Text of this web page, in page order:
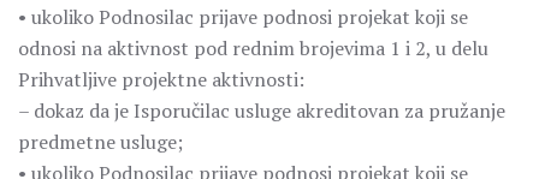
• ukoliko Podnosilac prijave podnosi projekat koji se
odnosi na aktivnost pod rednim brojevima 1 i 2, u delu
Prihvatljive projektne aktivnosti:
– dokaz da je Isporučilac usluge akreditovan za pružanje
predmetne usluge;
• ukoliko Podnosilac prijave podnosi projekat koji se